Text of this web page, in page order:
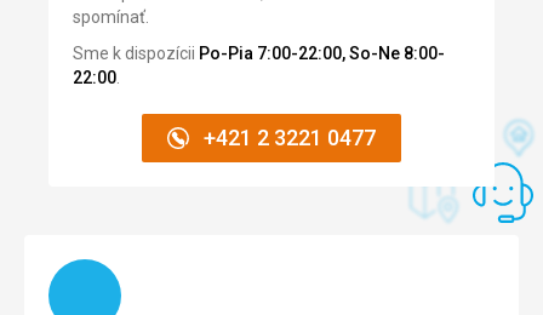
spomínať.
Sme k dispozícii Po-Pia 7:00-22:00, So-Ne 8:00-
22:00.
+421 2 3221 0477
Načítam